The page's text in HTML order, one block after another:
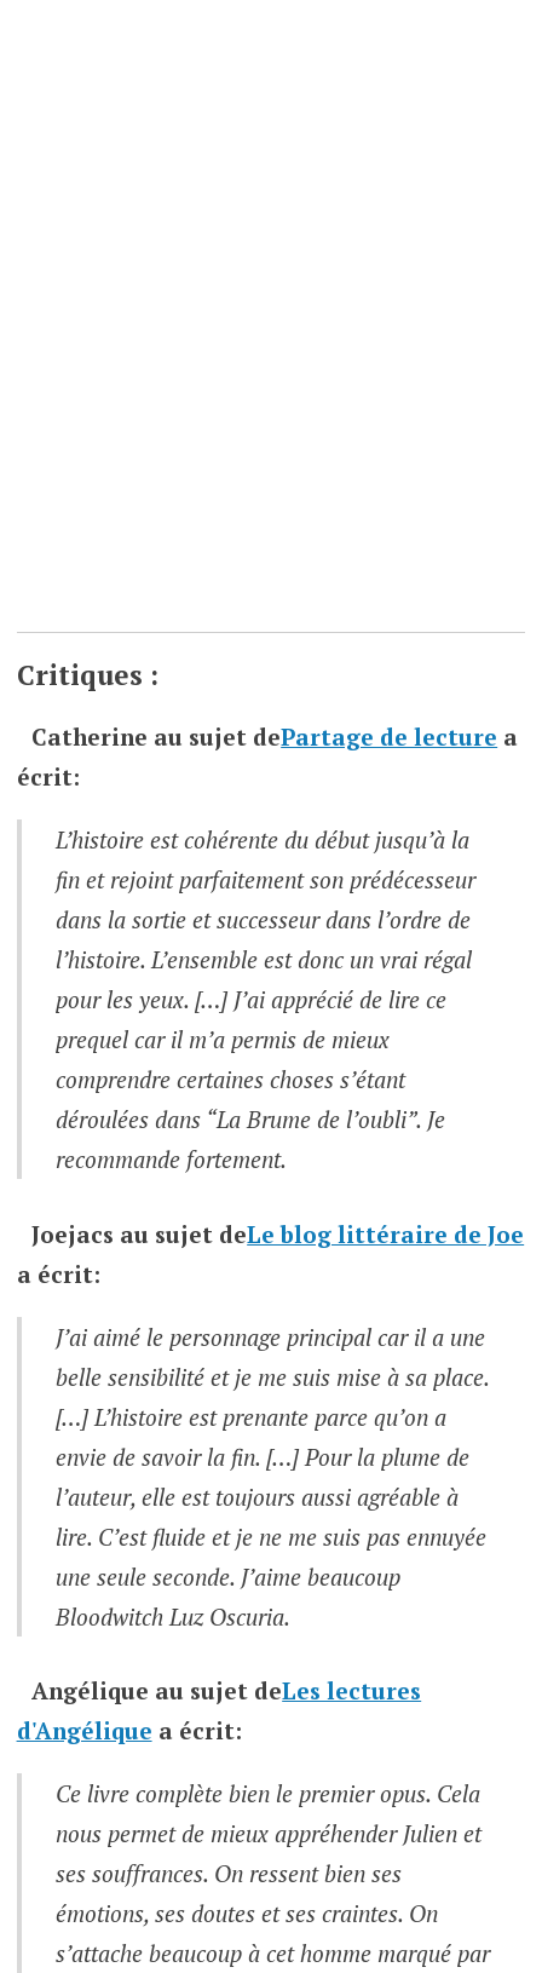
Critiques :
Catherine au sujet dePartage de lecture a
écrit:
L’histoire est cohérente du début jusqu’à la
fin et rejoint parfaitement son prédécesseur
dans la sortie et successeur dans l’ordre de
l’histoire. L’ensemble est donc un vrai régal
pour les yeux. […] J’ai apprécié de lire ce
prequel car il m’a permis de mieux
comprendre certaines choses s’étant
déroulées dans “La Brume de l’oubli”. Je
recommande fortement.
Joejacs au sujet deLe blog littéraire de Joe
a écrit:
J’ai aimé le personnage principal car il a une
belle sensibilité et je me suis mise à sa place.
[…] L’histoire est prenante parce qu’on a
envie de savoir la fin. […] Pour la plume de
l’auteur, elle est toujours aussi agréable à
lire. C’est fluide et je ne me suis pas ennuyée
une seule seconde. J’aime beaucoup
Bloodwitch Luz Oscuria.
Angélique au sujet deLes lectures
d'Angélique a écrit:
Ce livre complète bien le premier opus. Cela
nous permet de mieux appréhender Julien et
ses souffrances. On ressent bien ses
émotions, ses doutes et ses craintes. On
s’attache beaucoup à cet homme marqué par